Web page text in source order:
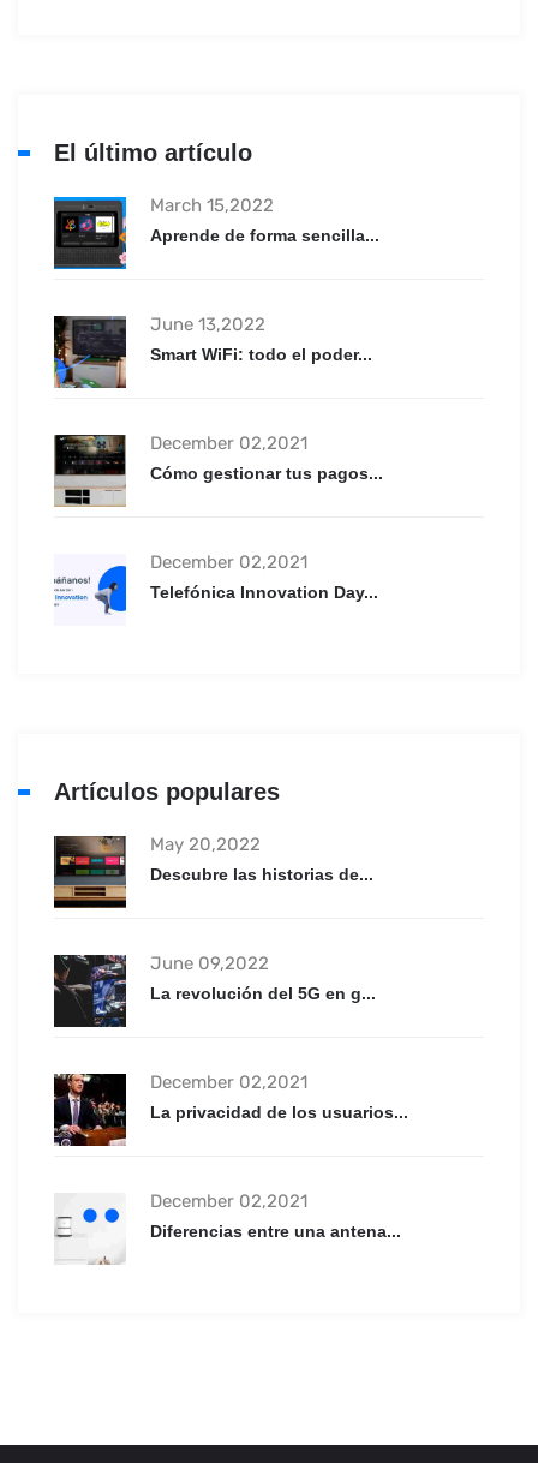
El último artículo
March 15,2022
Aprende de forma sencilla...
June 13,2022
Smart WiFi: todo el poder...
December 02,2021
Cómo gestionar tus pagos...
December 02,2021
Telefónica Innovation Day...
Artículos populares
May 20,2022
Descubre las historias de...
June 09,2022
La revolución del 5G en g...
December 02,2021
La privacidad de los usuarios...
December 02,2021
Diferencias entre una antena...